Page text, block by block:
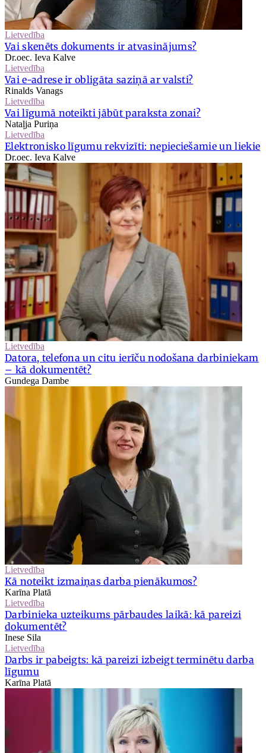
Lietvedība
Vai skenēts dokuments ir atvasinājums?
Dr.oec. Ieva Kalve
Lietvedība
Vai e-adrese ir obligāta saziņā ar valsti?
Rinalds Vanags
Lietvedība
Vai līgumā noteikti jābūt paraksta zonai?
Nataļja Puriņa
Lietvedība
Elektronisko līgumu rekvizīti: nepieciešamie un liekie
Dr.oec. Ieva Kalve
Lietvedība
Datora, telefona un citu ierīču nodošana darbiniekam
– kā dokumentēt?
Gundega Dambe
Lietvedība
Kā noteikt izmaiņas darba pienākumos?
Karīna Platā
Lietvedība
Darbinieka uzteikums pārbaudes laikā: kā pareizi
dokumentēt?
Inese Sila
Lietvedība
Darbs ir pabeigts: kā pareizi izbeigt terminētu darba
līgumu
Karīna Platā